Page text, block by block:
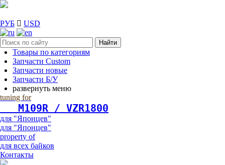
РУБ USD
Найти
Товары по категориям
Запчасти Custom
Запчасти новые
Запчасти Б/У
развернуть меню
tuning for
   М109R / VZR1800
для "Японцев"
для "Японцев"
property of
для всех байков
Контакты